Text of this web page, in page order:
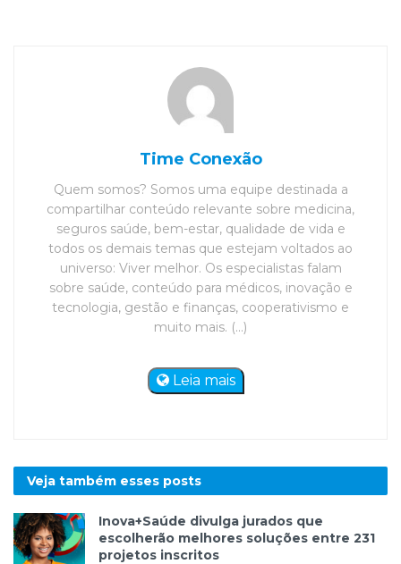
Time Conexão
Quem somos? Somos uma equipe destinada a
compartilhar conteúdo relevante sobre medicina,
seguros saúde, bem-estar, qualidade de vida e
todos os demais temas que estejam voltados ao
universo: Viver melhor. Os especialistas falam
sobre saúde, conteúdo para médicos, inovação e
tecnologia, gestão e finanças, cooperativismo e
muito mais. (...)
Leia mais
Veja também esses posts
Inova+Saúde divulga jurados que
escolherão melhores soluções entre 231
projetos inscritos